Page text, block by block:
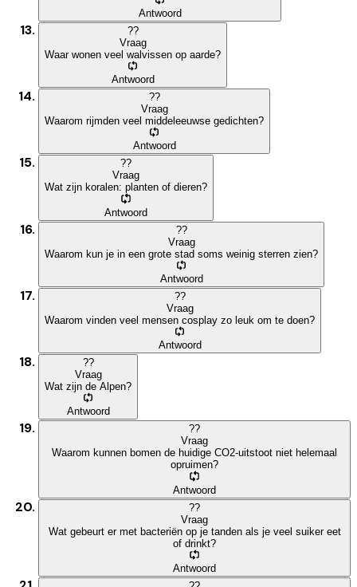
Antwoord
??
Vraag
Waar wonen veel walvissen op aarde?
Antwoord
??
Vraag
Waarom rijmden veel middeleeuwse gedichten?
Antwoord
??
Vraag
Wat zijn koralen: planten of dieren?
Antwoord
??
Vraag
Waarom kun je in een grote stad soms weinig sterren zien?
Antwoord
??
Vraag
Waarom vinden veel mensen cosplay zo leuk om te doen?
Antwoord
??
Vraag
Wat zijn de Alpen?
Antwoord
??
Vraag
Waarom kunnen bomen de huidige CO2-uitstoot niet helemaal
opruimen?
Antwoord
??
Vraag
Wat gebeurt er met bacteriën op je tanden als je veel suiker eet
of drinkt?
Antwoord